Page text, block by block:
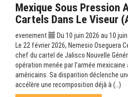
Mexique Sous Pression
Cartels Dans Le Viseur
evenement
Du 10 juin 2026 au 10
Le 22 février 2026, Nemesio Oseguera
chef du cartel de Jalisco Nouvelle
opération menée par l’armée mexicaine
américains. Sa disparition déclenche
accélère une recomposition déjà à (…)